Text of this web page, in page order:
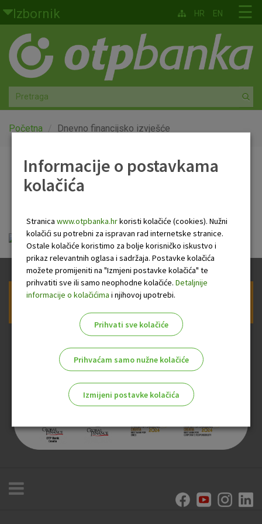
Skoči na glavni sadržaj
Izbornik
Građani
Privatno bankarstvo
Agro
Mala poduzeća i obrtnici
Globalna tržišta
O nama
☰
HR EN
Početna Dnevno financijsko izvješće
Dnevno financijsko
Dnevno financijsko izvješće.pdf
Prijava na newsletter OTP banke
Informacije o postavkama
kolačića
Stranica www.otpbanka.hrkoristi kolačiće (cookies). Nužni
kolačići su potrebni za ispravan rad internetske stranice.
Ostale kolačiće koristimo za bolje korisničko iskustvo i
prikaz relevantnih oglasa i sadržaja. Postavke kolačića
možete promijeniti na "Izmjeni postavke kolačića" te
prihvatiti sve ili samo neophodne kolačiće. Detaljnije
informacije o kolačićima i njihovoj upotrebi.
Prihvati sve kolačiće
Prihvaćam samo nužne kolačiće
Izmijeni postavke kolačića